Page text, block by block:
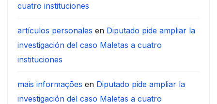
cuatro instituciones
artículos personales en Diputado pide ampliar la
investigación del caso Maletas a cuatro
instituciones
mais informações en Diputado pide ampliar la
investigación del caso Maletas a cuatro